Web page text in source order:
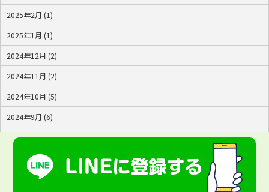
2025年2月 (1)
2025年1月 (1)
2024年12月 (2)
2024年11月 (2)
2024年10月 (5)
2024年9月 (6)
2024年8月 (4)
2024年7月 (2)